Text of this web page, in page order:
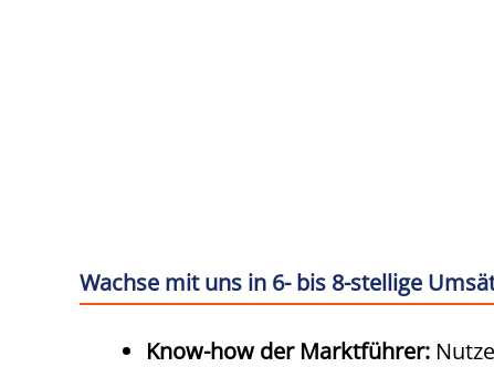
Wachse mit uns in 6- bis 8-stellige
Know-how der Marktführer: